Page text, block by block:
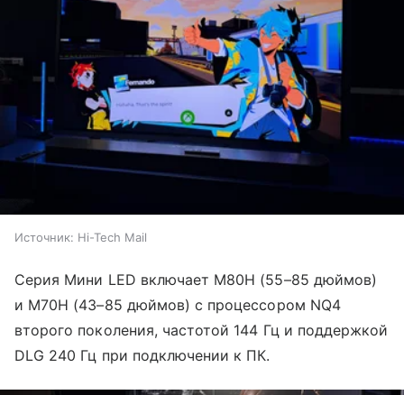
Источник: Hi-Tech Mail
Серия Мини LED включает M80H (55–85 дюймов)
и M70H (43–85 дюймов) с процессором NQ4
второго поколения, частотой 144 Гц и поддержкой
DLG 240 Гц при подключении к ПК.